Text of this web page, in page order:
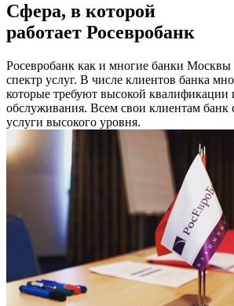
Сфера, в которой
работает Росевробанк
Росевробанк как и многие банки
спектр услуг. В числе клиентов банка
которые требуют высокой квалификации
обслуживания. Всем свои клиентам банк
услуги высокого уровня.